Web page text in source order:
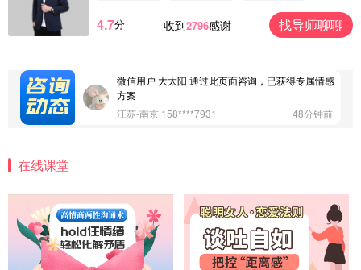
4.7分 收到2796感谢 找导师聊聊
微信用户 Vnno 通过此页面咨询，已获得专属情感方
微信用户 大太阳 通过此页面咨询，已获得专属情感
方案
江苏-南京 158****7931
48分钟前
情感方案
北京-朝阳 151****3189
22分钟前
微信用户 巧?媚儿 通过此页面咨询，已获得专属情感
方案
在线课堂